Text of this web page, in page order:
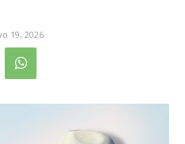
19, 2026